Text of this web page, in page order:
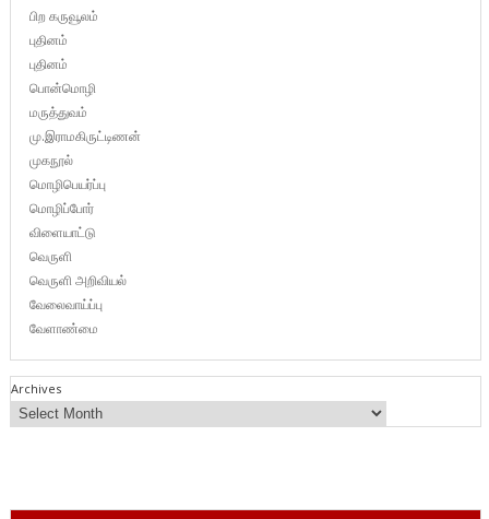
பிற கருவூலம்
புதினம்
புதினம்
பொன்மொழி
மருத்துவம்
மு.இராமகிருட்டிணன்
முகநூல்
மொழிபெயர்ப்பு
மொழிப்போர்
விளையாட்டு
வெருளி
வெருளி அறிவியல்
வேலைவாய்ப்பு
வேளாண்மை
Archives